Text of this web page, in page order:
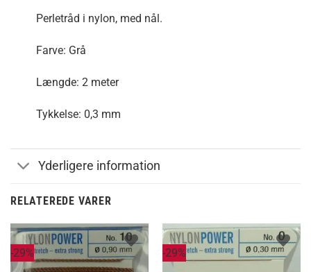
Perletråd i nylon, med nål.
Farve: Grå
Længde: 2 meter
Tykkelse: 0,3 mm
Yderligere information
RELATEREDE VARER
-29% -29%